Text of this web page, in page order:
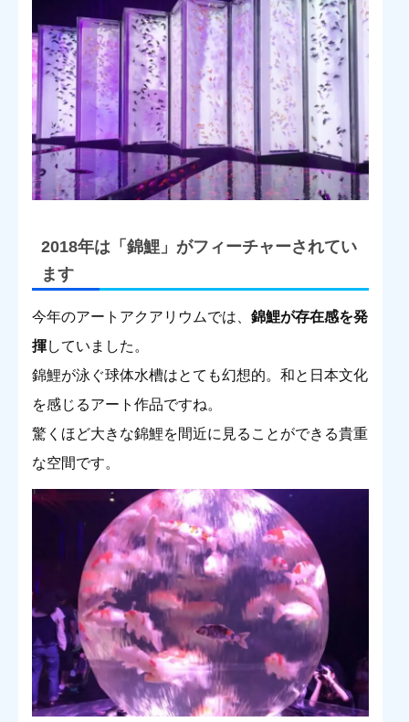
2018年は「錦鯉」がフィーチャーされてい
ます
今年のアートアクアリウムでは、 錦鯉が存在感を発
揮していました。
錦鯉が泳ぐ球体水槽はとても幻想的。和と日本文化
を感じるアート作品ですね。
驚くほど大きな錦鯉を間近に見ることができる貴重
な空間です。